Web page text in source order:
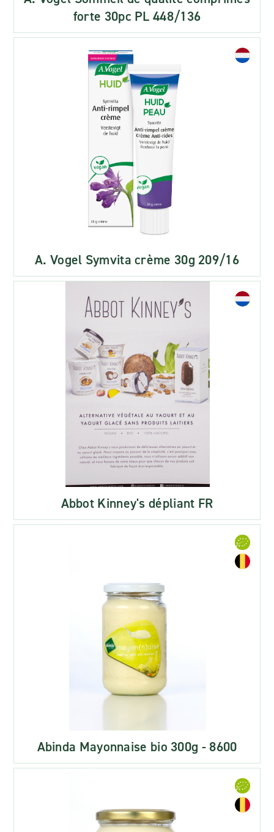
forte 30pc PL 448/136
A. Vogel Symvita crème 30g 209/16
Abbot Kinney's dépliant FR
Abinda Mayonnaise bio 300g - 8600